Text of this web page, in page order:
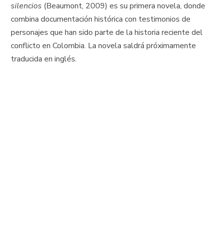
silencios (Beaumont, 2009) es su primera novela, donde
combina documentación histórica con testimonios de
personajes que han sido parte de la historia reciente del
conflicto en Colombia. La novela saldrá próximamente
traducida en inglés.